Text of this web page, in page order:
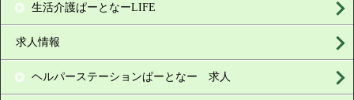
生活介護ぱーとなーLIFE
求人情報
ヘルパーステーションぱーとなー 求人